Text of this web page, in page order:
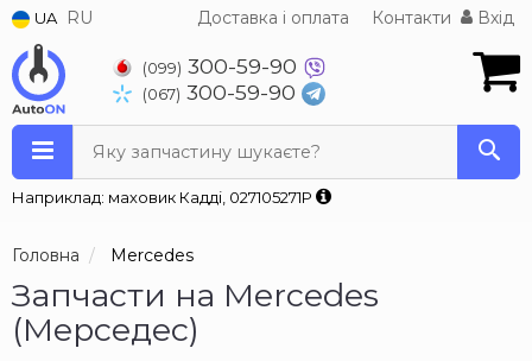
UA RU Доставка і оплата Контакти Вхід
(099) 300-59-90
(067) 300-59-90
Яку запчастину шукаєте?
Наприклад: маховик Кадді, 027105271P
Головна Mercedes
Запчасти на Mercedes
(Мерседес)